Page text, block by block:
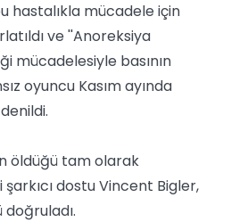
hastalıkla mücadele için
ve ''Anoreksiya
mücadelesiyle basının
oyuncu Kasım ayında
öldüğü tam olarak
dostu Vincent Bigler,
doğruladı.